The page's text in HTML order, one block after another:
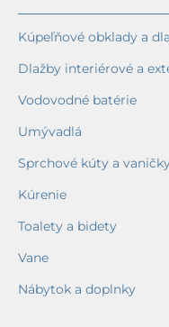
Kúpeľňové obklady a
Dlažby interiérové a
Vodovodné batérie
Umývadlá
Sprchové kúty a
Kúrenie
Toalety a bidety
Vane
Nábytok a doplnky